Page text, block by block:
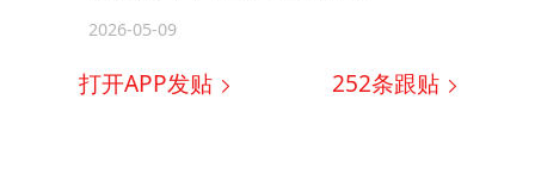
2026-05-09
打开APP发贴 252条跟贴